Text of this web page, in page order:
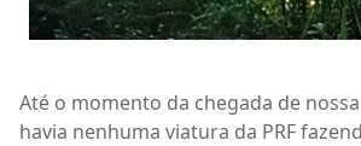
Até o momento da chegada de
havia nenhuma viatura da PRF